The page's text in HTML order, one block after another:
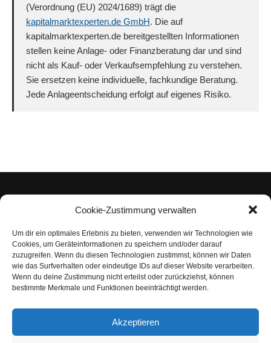
Cookie-Zustimmung verwalten
Um dir ein optimales Erlebnis zu bieten, verwenden wir Technologien wie
Cookies, um Geräteinformationen zu speichern und/oder darauf
zuzugreifen. Wenn du diesen Technologien zustimmst, können wir Daten
wie das Surfverhalten oder eindeutige IDs auf dieser Website verarbeiten.
Wenn du deine Zustimmung nicht erteilst oder zurückziehst, können
bestimmte Merkmale und Funktionen beeinträchtigt werden.
Akzeptieren
(Verordnung (EU) 2024/1689) trägt die
kapitalmarktexperten.de GmbH. Die auf
kapitalmarktexperten.de bereitgestellten Informationen
stellen keine Anlage- oder Finanzberatung dar und sind
nicht als Kauf- oder Verkaufsempfehlung zu verstehen.
Sie ersetzen keine individuelle, fachkundige Beratung.
Jede Anlageentscheidung erfolgt auf eigenes Risiko.
Impressum
Datenschutzerklärung
Nutzungsbedingungen | Haftungsausschluss
AGB